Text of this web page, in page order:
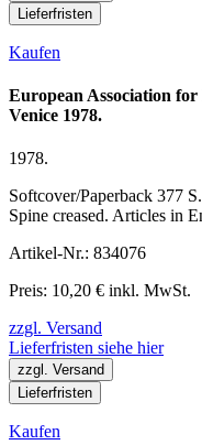
Lieferfristen
Kaufen
European Association
Venice 1978.
1978.
Softcover/Paperback 377
Spine creased. Articles in
Artikel-Nr.: 834076
Preis: 10,20 € inkl. MwSt.
zzgl. Versand
Lieferfristen siehe hier
zzgl. Versand
Lieferfristen
Kaufen